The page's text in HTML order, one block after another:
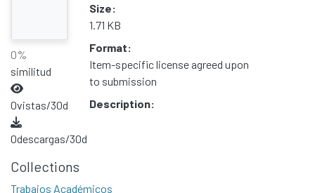
0%
similitud
0vistas/30d
0descargas/30d
Size:
1.71 KB
Format:
Item-specific license agreed upon
to submission
Description:
Collections
Trabajos Académicos